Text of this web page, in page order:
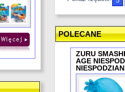
POLECANE
ZURU
AGE